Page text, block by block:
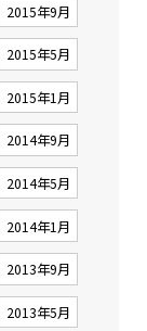
2015年9月
2015年5月
2015年1月
2014年9月
2014年5月
2014年1月
2013年9月
2013年5月